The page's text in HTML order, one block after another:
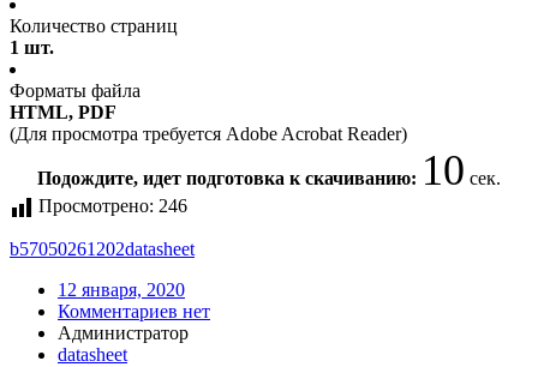
Количество страниц
1 шт.
Форматы файла
HTML, PDF
(Для просмотра требуется Adobe Acrobat Reader)
Подождите, идет подготовка к скачиванию: 10 сек.
Просмотрено: 246
b57050261202datasheet
12 января, 2020
Комментариев нет
Администратор
datasheet